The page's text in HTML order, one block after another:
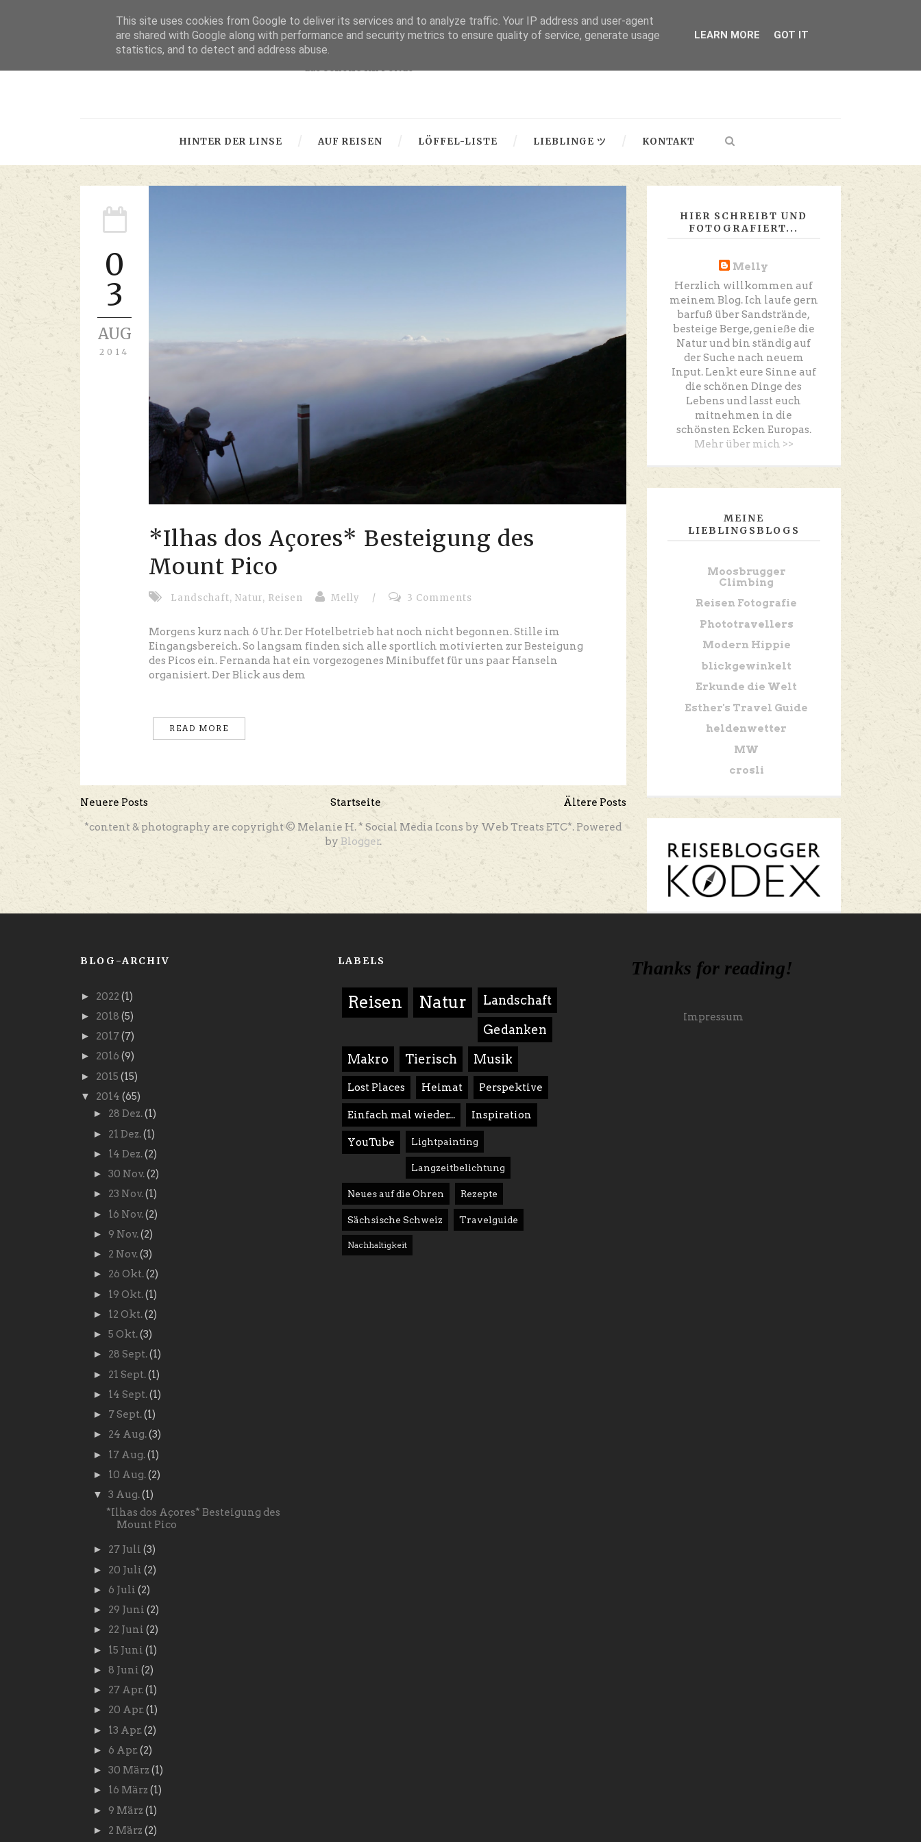
thru lensed eyes
HINTER DER LINSE AUF REISEN LÖFFEL-LISTE LIEBLINGE ツ KONTAKT
0
3
AUG
2014
*Ilhas dos Açores* Besteigung des
Mount Pico
Landschaft, Natur, Reisen Melly / 3 Comments
Morgens kurz nach 6 Uhr. Der Hotelbetrieb hat noch nicht begonnen. Stille im
Eingangsbereich. So langsam finden sich alle sportlich motivierten zur Besteigung
des Picos ein. Fernanda hat ein vorgezogenes Minibuffet für uns paar Hanseln
organisiert. Der Blick aus dem
READ MORE
Neuere Posts Ältere Posts
Startseite
*content & photography are copyright © Melanie H. * Social Media Icons by Web Treats ETC*. Powered
by Blogger.
HIER SCHREIBT UND
FOTOGRAFIERT...
Melly
Herzlich willkommen auf
meinem Blog. Ich laufe gern
barfuß über Sandstrände,
besteige Berge, genieße die
Natur und bin ständig auf
der Suche nach neuem
Input. Lenkt eure Sinne auf
die schönen Dinge des
Lebens und lasst euch
mitnehmen in die
schönsten Ecken Europas.
Mehr über mich >>
MEINE
LIEBLINGSBLOGS
Moosbrugger
Climbing
Reisen Fotografie
Phototravellers
Modern Hippie
blickgewinkelt
Erkunde die Welt
Esther's Travel Guide
heldenwetter
MW
crosli
BLOG-ARCHIV
► 2022 (1)
► 2018 (5)
► 2017(7)
► 2016 (9)
► 2015 (15)
▼ 2014 (65)
► 28 Dez.(1)
► 21 Dez.(1)
► 14 Dez.(2)
► 30 Nov.(2)
► 23 Nov.(1)
► 16 Nov.(2)
► 9 Nov.(2)
► 2 Nov.(3)
► 26 Okt.(2)
► 19 Okt.(1)
► 12 Okt.(2)
► 5 Okt.(3)
► 28 Sept.(1)
► 21 Sept.(1)
► 14 Sept.(1)
► 7 Sept.(1)
► 24 Aug.(3)
► 17 Aug.(1)
► 10 Aug.(2)
▼ 3 Aug.(1)
*Ilhas dos Açores* Besteigung des
Mount Pico
► 27 Juli (3)
► 20 Juli (2)
► 6 Juli (2)
► 29 Juni (2)
► 22 Juni (2)
► 15 Juni (1)
► 8 Juni (2)
► 27 Apr.(1)
► 20 Apr.(1)
► 13 Apr.(2)
► 6 Apr.(2)
► 30 März (1)
► 16 März (1)
► 9 März (1)
► 2 März (2)
LABELS
Reisen Natur Landschaft
Gedanken
Makro Tierisch Musik
Lost Places Heimat Perspektive
Einfach mal wieder... Inspiration
YouTube Lightpainting
Langzeitbelichtung
Neues auf die Ohren Rezepte
Sächsische Schweiz Travelguide
Nachhaltigkeit
Thanks for reading!
Impressum
This site uses cookies from Google to deliver its services and to analyze traffic. Your IP address and user-agent
are shared with Google along with performance and security metrics to ensure quality of service, generate usage
statistics, and to detect and address abuse.
LEARN MORE GOT IT